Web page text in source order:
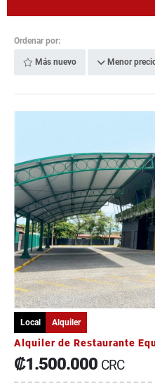
Ordenar por:
Más nuevo Menor
Local Alquiler
Alquiler de Restaurante
₡1.500.000 CRC